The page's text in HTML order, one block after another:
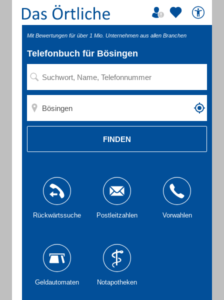
Mit Bewertungen für über 1 Mio. Unternehmen aus allen Branchen
Telefonbuch für Bösingen
FINDEN
Rückwärtssuche Postleitzahlen Vorwahlen
Geldautomaten Notapotheken